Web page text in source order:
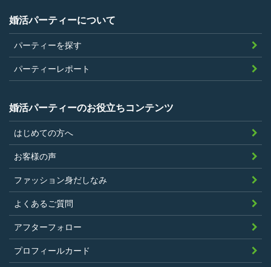
婚活パーティーについて
パーティーを探す
パーティーレポート
婚活パーティーのお役立ちコンテンツ
はじめての方へ
お客様の声
ファッション身だしなみ
よくあるご質問
アフターフォロー
プロフィールカード